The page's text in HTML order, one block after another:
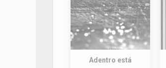
Adentro está